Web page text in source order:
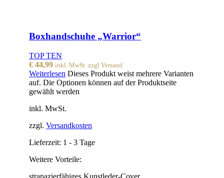
Boxhandschuhe „Warrior“
TOP TEN
€ 44,99 inkl. MwSt. zzgl Versand
Weiterlesen Dieses Produkt weist mehrere Varianten
auf. Die Optionen können auf der Produktseite
gewählt werden
inkl. MwSt.
zzgl. Versandkosten
Lieferzeit: 1 - 3 Tage
Weitere Vorteile:
strapazierfähiges Kunstleder-Cover